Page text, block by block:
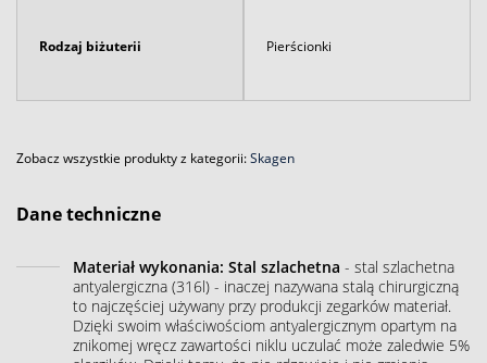
Rodzaj biżuterii Pierścionki
Zobacz wszystkie produkty z kategorii:Skagen
Dane techniczne
Materiał wykonania: Stal szlachetna - stal szlachetna
antyalergiczna (316l) - inaczej nazywana stalą chirurgiczną
to najczęściej używany przy produkcji zegarków materiał.
Dzięki swoim właściwościom antyalergicznym opartym na
znikomej wręcz zawartości niklu uczulać może zaledwie 5%